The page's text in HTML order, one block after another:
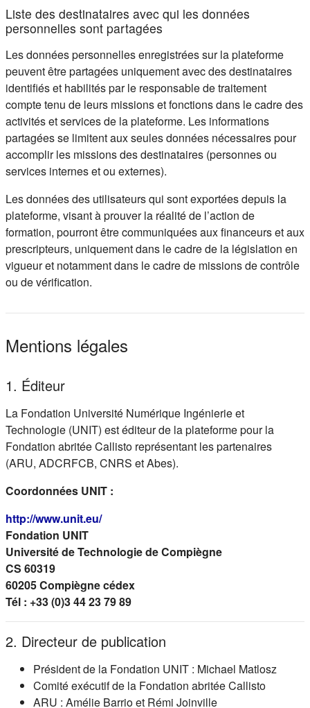
Liste des destinataires avec qui les données
personnelles sont partagées
Les données personnelles enregistrées sur la plateforme
peuvent être partagées uniquement avec des destinataires
identifiés et habilités par le responsable de traitement
compte tenu de leurs missions et fonctions dans le cadre des
activités et services de la plateforme. Les informations
partagées se limitent aux seules données nécessaires pour
accomplir les missions des destinataires (personnes ou
services internes et ou externes).
Les données des utilisateurs qui sont exportées depuis la
plateforme, visant à prouver la réalité de l’action de
formation, pourront être communiquées aux financeurs et aux
prescripteurs, uniquement dans le cadre de la législation en
vigueur et notamment dans le cadre de missions de contrôle
ou de vérification.
Mentions légales
1. Éditeur
La Fondation Université Numérique Ingénierie et
Technologie (UNIT) est éditeur de la plateforme pour la
Fondation abritée Callisto représentant les partenaires
(ARU, ADCRFCB, CNRS et Abes).
Coordonnées UNIT :
http://www.unit.eu/(s'ouvre dans un nouvel onglet)
Fondation UNIT
Université de Technologie de Compiègne
CS 60319
60205 Compiègne cédex
Tél : +33 (0)3 44 23 79 89
2. Directeur de publication
Président de la Fondation UNIT : Michael Matlosz
Comité exécutif de la Fondation abritée Callisto
ARU : Amélie Barrio et Rémi Joinville